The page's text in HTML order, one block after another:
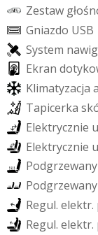
Zestaw głośn
Gniazdo USB
System nawig
Ekran dotyko
Klimatyzacja a
Tapicerka sk
Elektrycznie u
Elektrycznie u
Podgrzewany
Podgrzewany
Regul. elektr.
Regul. elektr.